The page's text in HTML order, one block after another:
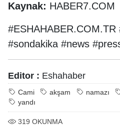
Kaynak: HABER7.COM
#sondakika #news
Editor : Eshahaber
Cami akşam namazı
yandı
319 OKUNMA